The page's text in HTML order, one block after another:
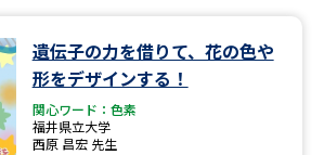
実施プログラムから探す
特集 夢ナビライブ
遺伝子の力を借りて、花の色や
形をデザインする！
関心ワード：色素
福井県立大学
西原 昌宏 先生